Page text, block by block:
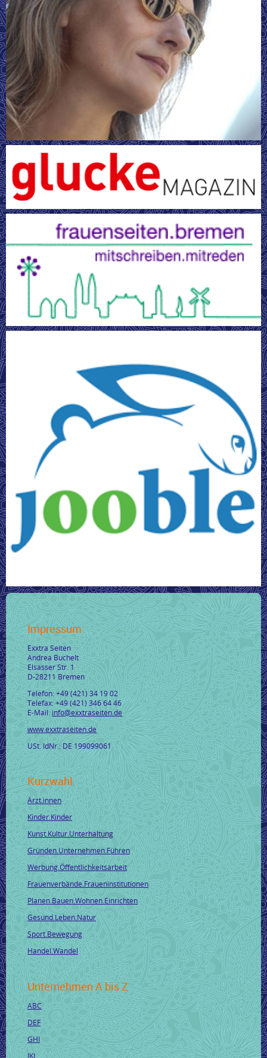
Impressum
Exxtra Seiten
Andrea Buchelt
Elsasser Str. 1
D-28211 Bremen
Telefon: +49 (421) 34 19 02
Telefax: +49 (421) 346 64 46
E-Mail:info@exxtraseiten.de
www.exxtraseiten.de
USt. IdNr.: DE 199099061
Kurzwahl
Ärzt.innen
Kinder.Kinder
Kunst.Kultur.Unterhaltung
Gründen.Unternehmen.Führen
Werbung.Öffentlichkeitsarbeit
Frauenverbände.Fraueninstitutionen
Planen.Bauen.Wohnen.Einrichten
Gesund.Leben.Natur
Sport.Bewegung
Handel.Wandel
Unternehmen A bis Z
ABC
DEF
GHI
JKL